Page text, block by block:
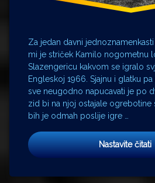
Za jedan davni
mi je striček Kamilo nogometnu
Slazengericu kakvom se igralo
Engleskoj 1966. Sjajnu i glatku
sve neugodno napucavati je po
zid bi na njoj ostajale ogrebotine
bih je odmah poslije igre …
Nastavite čitati
striček
Kamilo
Telstar
teta
Lenka
Tonči
Velo
Zastave